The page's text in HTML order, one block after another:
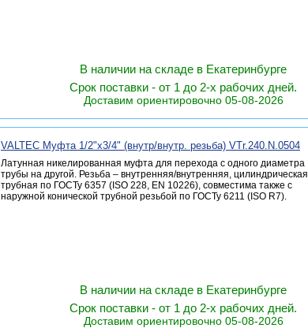
В наличии на складе в Екатеринбурге
Срок поставки - от 1 до 2-х рабочих дней.
Доставим ориентировочно 05-08-2026
VALTEC Муфта 1/2"х3/4" (внутр/внутр. резьба) VTr.240.N.0504
Латунная никелированная муфта для перехода с одного диаметра
трубы на другой. Резьба – внутренняя/внутренняя, цилиндрическая
трубная по ГОСТу 6357 (ISO 228, EN 10226), совместима также с
наружной конической трубной резьбой по ГОСТу 6211 (ISO R7).
В наличии на складе в Екатеринбурге
Срок поставки - от 1 до 2-х рабочих дней.
Доставим ориентировочно 05-08-2026